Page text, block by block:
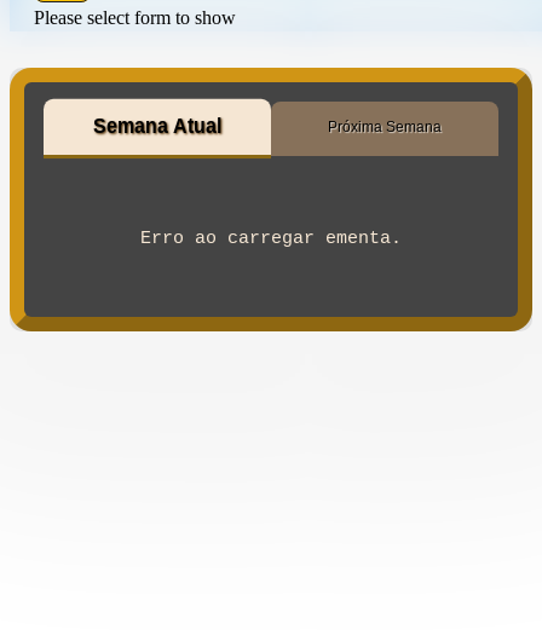
Please select form to show
Semana Atual Próxima Semana
Erro ao carregar ementa.